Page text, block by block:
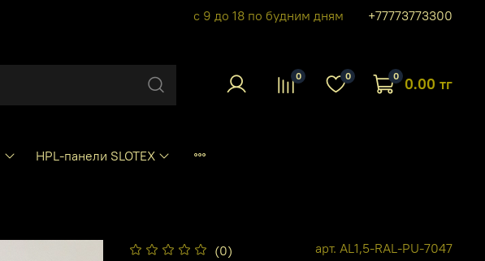
с 9 до 18 по будним дням +77773773300
0 0 0 0.00 тг
HPL-панели SLOTEX
(0) арт. AL1,5-RAL-PU-7047